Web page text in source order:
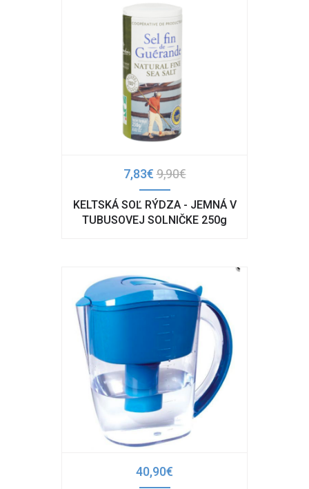
7,83€9,90€
KELTSKÁ SOĽ RÝDZA - JEMNÁ V
TUBUSOVEJ SOLNIČKE 250g
40,90€